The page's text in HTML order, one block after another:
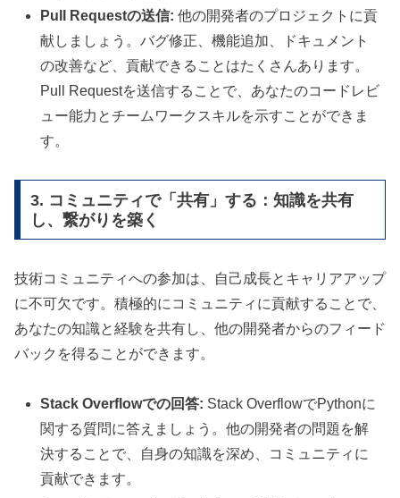
Pull Requestの送信: 他の開発者のプロジェクトに貢
献しましょう。バグ修正、機能追加、ドキュメント
の改善など、貢献できることはたくさんあります。
Pull Requestを送信することで、あなたのコードレビ
ュー能力とチームワークスキルを示すことができま
す。
3. コミュニティで「共有」する：知識を共有
し、繋がりを築く
技術コミュニティへの参加は、自己成長とキャリアアップ
に不可欠です。積極的にコミュニティに貢献することで、
あなたの知識と経験を共有し、他の開発者からのフィード
バックを得ることができます。
Stack Overflowでの回答: Stack OverflowでPythonに
関する質問に答えましょう。他の開発者の問題を解
決することで、自身の知識を深め、コミュニティに
貢献できます。